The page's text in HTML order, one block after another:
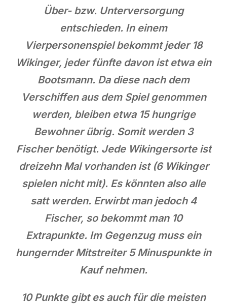
Über- bzw. Unterversorgung
entschieden. In einem
Vierpersonenspiel bekommt jeder 18
Wikinger, jeder fünfte davon ist etwa ein
Bootsmann. Da diese nach dem
Verschiffen aus dem Spiel genommen
werden, bleiben etwa 15 hungrige
Bewohner übrig. Somit werden 3
Fischer benötigt. Jede Wikingersorte ist
dreizehn Mal vorhanden ist (6 Wikinger
spielen nicht mit). Es könnten also alle
satt werden. Erwirbt man jedoch 4
Fischer, so bekommt man 10
Extrapunkte. Im Gegenzug muss ein
hungernder Mitstreiter 5 Minuspunkte in
Kauf nehmen.
10 Punkte gibt es auch für die meisten